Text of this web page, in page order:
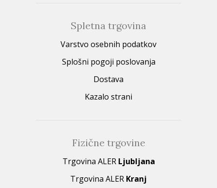
Spletna trgovina
Varstvo osebnih podatkov
Splošni pogoji poslovanja
Dostava
Kazalo strani
Fizične trgovine
Trgovina ALER Ljubljana
Trgovina ALER Kranj